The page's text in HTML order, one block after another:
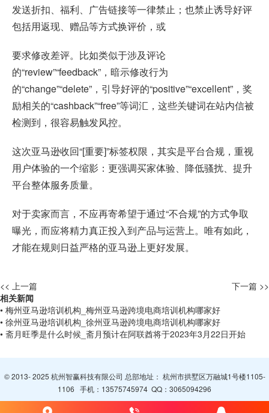
发送折扣、福利、广告链接等一律禁止；也禁止诱导好评
包括用返现、赠品等方式换评价，或
要求修改差评。比如类似于涉及评论
的“review”“feedback”，暗示修改行为
的“change”“delete”，引导好评的“positive”“excellent”，奖
励相关的“cashback”“free”等词汇，这些关键词在站内信被
检测到，很容易触发风控。
这次亚马逊收回“[重要]”标签权限，其实是平台合规，重视
用户体验的一个缩影：更强调买家体验、降低骚扰、提升
平台整体服务质量。
对于卖家而言，不应再寄希望于通过“不合规”的方式争取
曝光，而应将精力真正投入到产品与运营上。唯有如此，
才能在规则日益严格的亚马逊上更好发展。
<< 上一篇
下一篇 >>
相关新闻
• 梅州亚马逊培训机构_梅州亚马逊跨境电商培训机构哪家好
• 徐州亚马逊培训机构_徐州亚马逊跨境电商培训机构哪家好
• 斋月旺季是什么时候_斋月预计在阿联酋将于2023年3月22日开始
© 2013- 2025 杭州智赢科技有限公司 总部地址： 杭州市拱墅区万融城1号楼1105-
1106 手机： 13575745974 QQ： 3065094296